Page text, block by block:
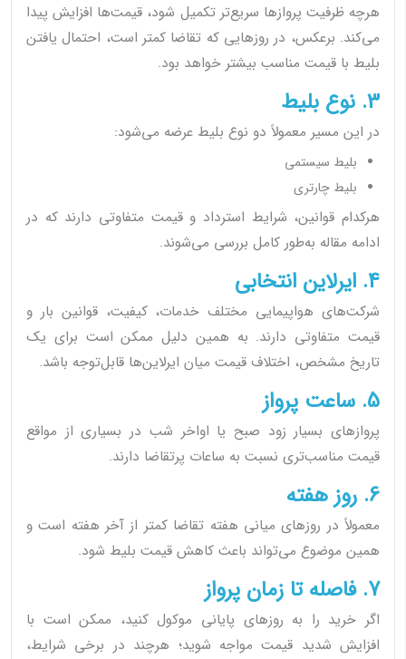
هرچه ظرفیت پروازها سریع‌تر تکمیل شود، قیمت‌ها افزایش پیدا
می‌کند. برعکس، در روزهایی که تقاضا کمتر است، احتمال یافتن
بلیط با قیمت مناسب بیشتر خواهد بود.
3. نوع بلیط
در این مسیر معمولاً دو نوع بلیط عرضه می‌شود:
بلیط سیستمی
بلیط چارتری
هرکدام قوانین، شرایط استرداد و قیمت متفاوتی دارند که در
ادامه مقاله به‌طور کامل بررسی می‌شوند.
4. ایرلاین انتخابی
شرکت‌های هواپیمایی مختلف خدمات، کیفیت، قوانین بار و
قیمت متفاوتی دارند. به همین دلیل ممکن است برای یک
تاریخ مشخص، اختلاف قیمت میان ایرلاین‌ها قابل‌توجه باشد.
5. ساعت پرواز
پروازهای بسیار زود صبح یا اواخر شب در بسیاری از مواقع
قیمت مناسب‌تری نسبت به ساعات پرتقاضا دارند.
6. روز هفته
معمولاً در روزهای میانی هفته تقاضا کمتر از آخر هفته است و
همین موضوع می‌تواند باعث کاهش قیمت بلیط شود.
7. فاصله تا زمان پرواز
اگر خرید را به روزهای پایانی موکول کنید، ممکن است با
افزایش شدید قیمت مواجه شوید؛ هرچند در برخی شرایط،